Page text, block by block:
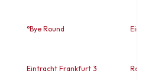
°Bye Round
Eintracht Frankfurt 3